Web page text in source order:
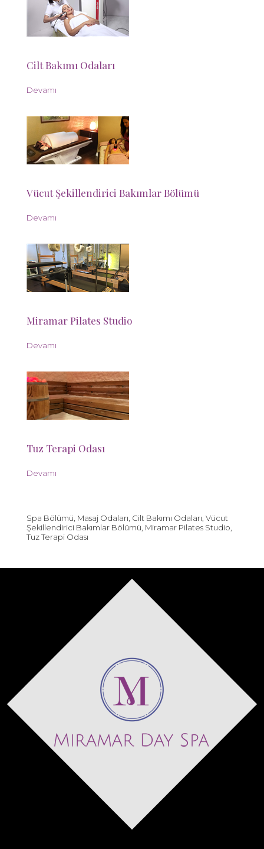
Cilt Bakımı Odaları
Devamı
Vücut Şekillendirici Bakımlar Bölümü
Devamı
Miramar Pilates Studio
Devamı
Tuz Terapi Odası
Devamı
Spa Bölümü, Masaj Odaları, Cilt Bakımı Odaları, Vücut
Şekillendirici Bakımlar Bölümü, Miramar Pilates Studio,
Tuz Terapi Odası